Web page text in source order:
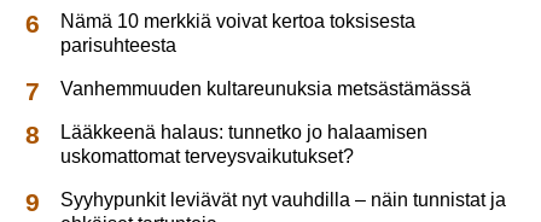
Nämä 10 merkkiä voivat kertoa toksisesta
parisuhteesta
Vanhemmuuden kultareunuksia metsästämässä
Lääkkeenä halaus: tunnetko jo halaamisen
uskomattomat terveysvaikutukset?
Syyhypunkit leviävät nyt vauhdilla – näin tunnistat ja